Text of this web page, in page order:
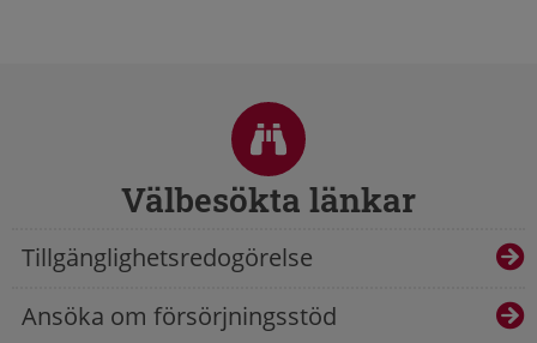
Välbesökta länkar
Tillgänglighetsredogörelse
Ansöka om försörjningsstöd